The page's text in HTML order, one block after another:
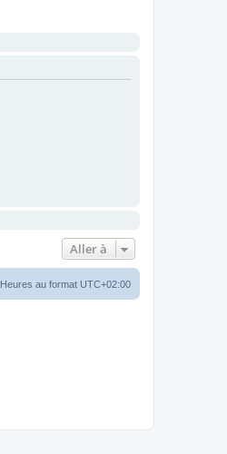
Aller à
Heures au format UTC+02:00